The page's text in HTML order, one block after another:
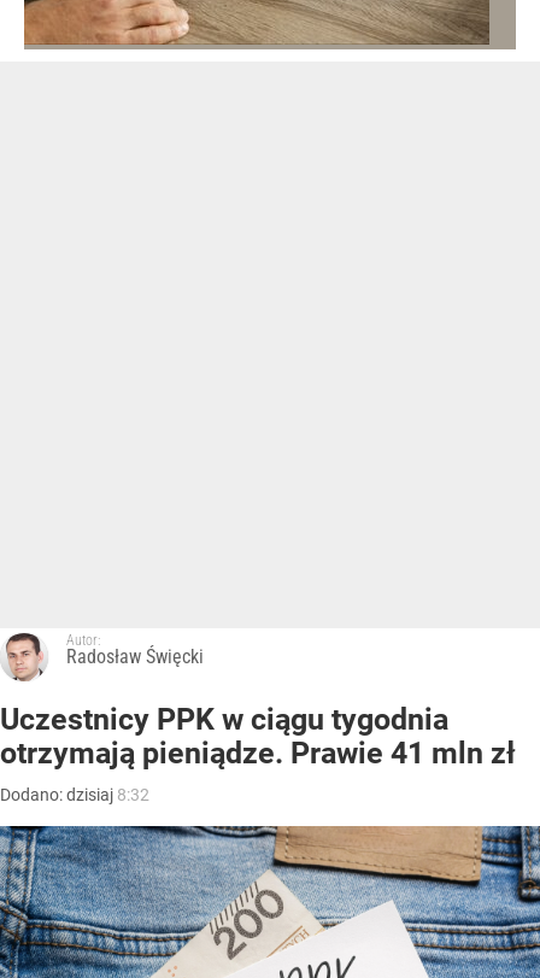
Autor:
Radosław Święcki
Uczestnicy PPK w ciągu tygodnia
otrzymają pieniądze. Prawie 41 mln zł
Dodano:dzisiaj 8:32